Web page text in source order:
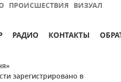
ПРОИСШЕСТВИЯ ВИЗУАЛ
РАДИО КОНТАКТЫ
зарегистрировано в